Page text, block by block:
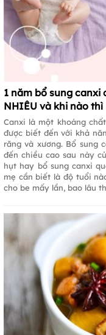
1 năm bổ sung canxi
NHIÊU và khi nào thì
Canxi là một khoáng
được biết đến với khả
răng và xương. Bổ sung
đến chiều cao sau này
hụt hay bổ sung canxi
mẹ cần biết là độ tuổi
cho be mấy lần, bao lâu